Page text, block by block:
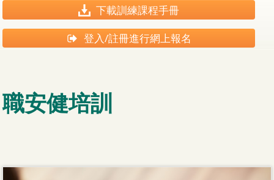
下載訓練課程手冊
登入/註冊進行網上報名
職安健培訓